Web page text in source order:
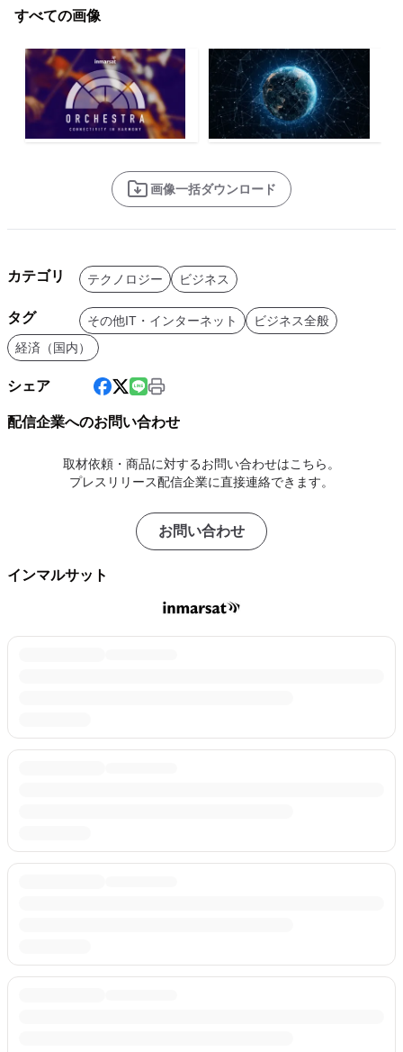
すべての画像
画像一括ダウンロード
カテゴリ テクノロジー ビジネス
タグ その他IT・インターネット
ビジネス全般
経済（国内）
シェア
配信企業へのお問い合わせ
取材依頼・商品に対するお問い合わせはこちら。
プレスリリース配信企業に直接連絡できます。
お問い合わせ
インマルサット